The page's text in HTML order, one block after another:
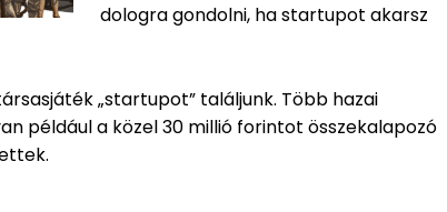
dologra gondolni, ha startupot akarsz
„startupot” találjunk. Több hazai
például a közel 30 millió forintot összekalapozó